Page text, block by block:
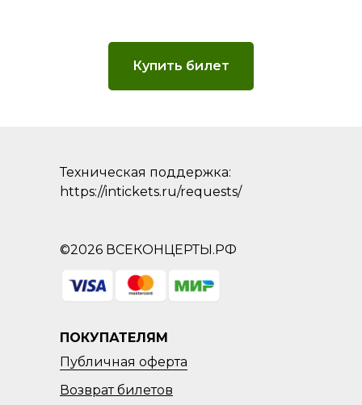
Купить билет
Техническая поддержка:
https://intickets.ru/requests/
©2026 ВСЕКОНЦЕРТЫ.РФ
ПОКУПАТЕЛЯМ
Публичная оферта
Возвратбилетов